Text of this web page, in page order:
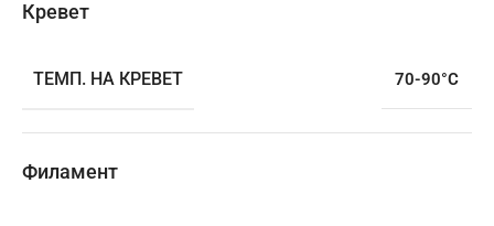
Кревет
ТЕМП. НА КРЕВЕТ 70-90°C
Филамент